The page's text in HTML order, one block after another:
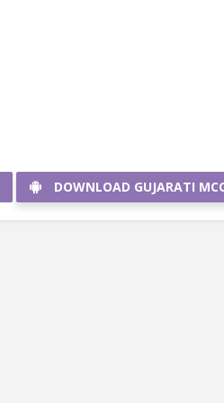
DOWNLOAD GUJARATI